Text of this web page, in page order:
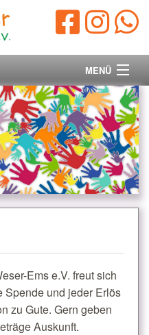
MENÜ
Ziele
Ems e.V. freut sich
Spende und jeder Erlös
zu Gute. Gern geben
Auskunft.